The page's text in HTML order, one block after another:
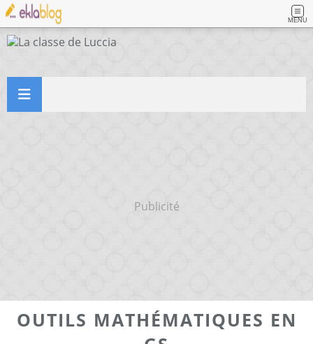
MENU
Publicité
OUTILS MATHÉMATIQUES EN